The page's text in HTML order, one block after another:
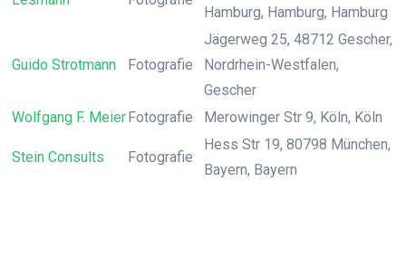
Hamburg, Hamburg, Hamburg
Guido Strotmann Fotografie
Jägerweg 25, 48712 Gescher,
Nordrhein-Westfalen,
Gescher
Wolfgang F. MeierFotografie Merowinger Str 9, Köln, Köln
Stein Consults Fotografie
Hess Str 19, 80798 München,
Bayern, Bayern